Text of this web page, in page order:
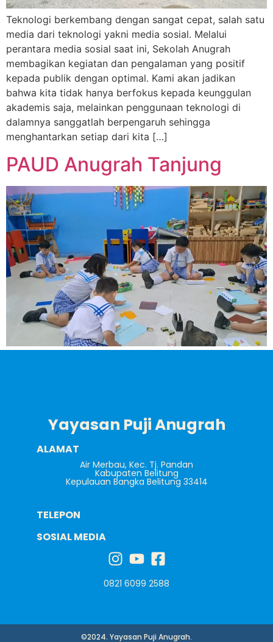
Teknologi berkembang dengan sangat cepat, salah satu
media dari teknologi yakni media sosial. Melalui
perantara media sosial saat ini, Sekolah Anugrah
membagikan kegiatan dan pengalaman yang positif
kepada publik dengan optimal. Kami akan jadikan
bahwa kita tidak hanya berfokus kepada keunggulan
akademis saja, melainkan penggunaan teknologi di
dalamnya sanggatlah berpengaruh sehingga
menghantarkan setiap dari kita […]
PAUD Anugrah Tanjung
Yayasan Puji Anugrah
ALAMAT
Air Merbau, Kec. Tj. Pandan
Kabupaten Belitung
Kepulauan Bangka Belitung 33414
TELEPON
0821 6099 2588
SOSIAL MEDIA
©2024. Yayasan Puji Anugrah.